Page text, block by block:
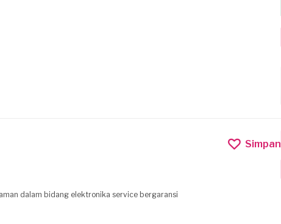
Simpan
dalam bidang elektronika service bergaransi